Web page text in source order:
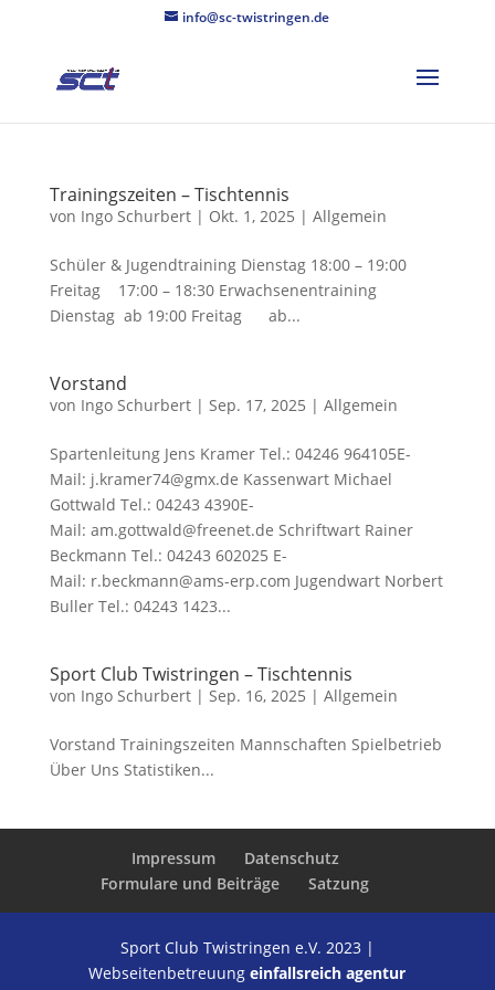
info@sc-twistringen.de
Trainingszeiten – Tischtennis
von Ingo Schurbert| Okt. 1, 2025 | Allgemein
Schüler & Jugendtraining Dienstag 18:00 – 19:00
Freitag 17:00 – 18:30 Erwachsenentraining
Dienstag ab 19:00 Freitag ab...
Vorstand
von Ingo Schurbert| Sep. 17, 2025 | Allgemein
Spartenleitung Jens Kramer Tel.: 04246 964105E-
Mail: j.kramer74@gmx.de Kassenwart Michael
Gottwald Tel.: 04243 4390E-
Mail: am.gottwald@freenet.de Schriftwart Rainer
Beckmann Tel.: 04243 602025 E-
Mail: r.beckmann@ams-erp.com Jugendwart Norbert
Buller Tel.: 04243 1423...
Sport Club Twistringen – Tischtennis
von Ingo Schurbert| Sep. 16, 2025 | Allgemein
Vorstand Trainingszeiten Mannschaften Spielbetrieb
Über Uns Statistiken...
Impressum
Datenschutz
Formulare und Beiträge
Satzung
Sport Club Twistringen e.V. 2023 |
Webseitenbetreuungeinfallsreich agentur